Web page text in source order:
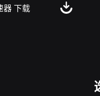
器 下载